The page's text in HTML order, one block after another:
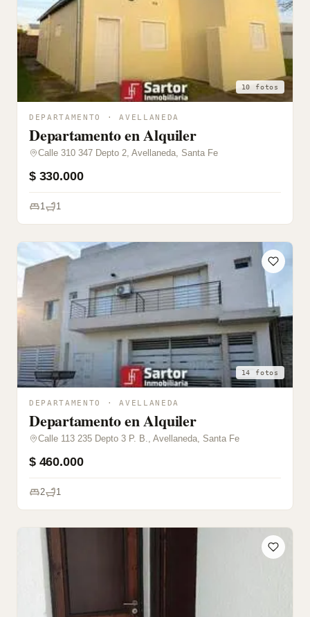
10 fotos
DEPARTAMENTO · AVELLANEDA
Departamento en Alquiler
Calle 310 347 Depto 2, Avellaneda, Santa Fe
$ 330.000
1 1
14 fotos
DEPARTAMENTO · AVELLANEDA
Departamento en Alquiler
Calle 113 235 Depto 3 P. B., Avellaneda, Santa Fe
$ 460.000
2 1